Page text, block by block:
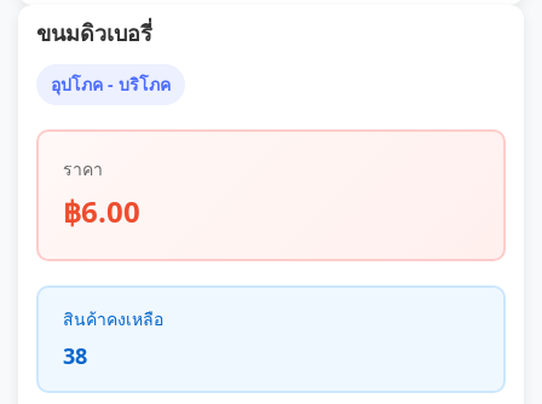
ขนมดิวเบอรี่
อุปโภค - บริโภค
ราคา
฿6.00
สินค้าคงเหลือ
38